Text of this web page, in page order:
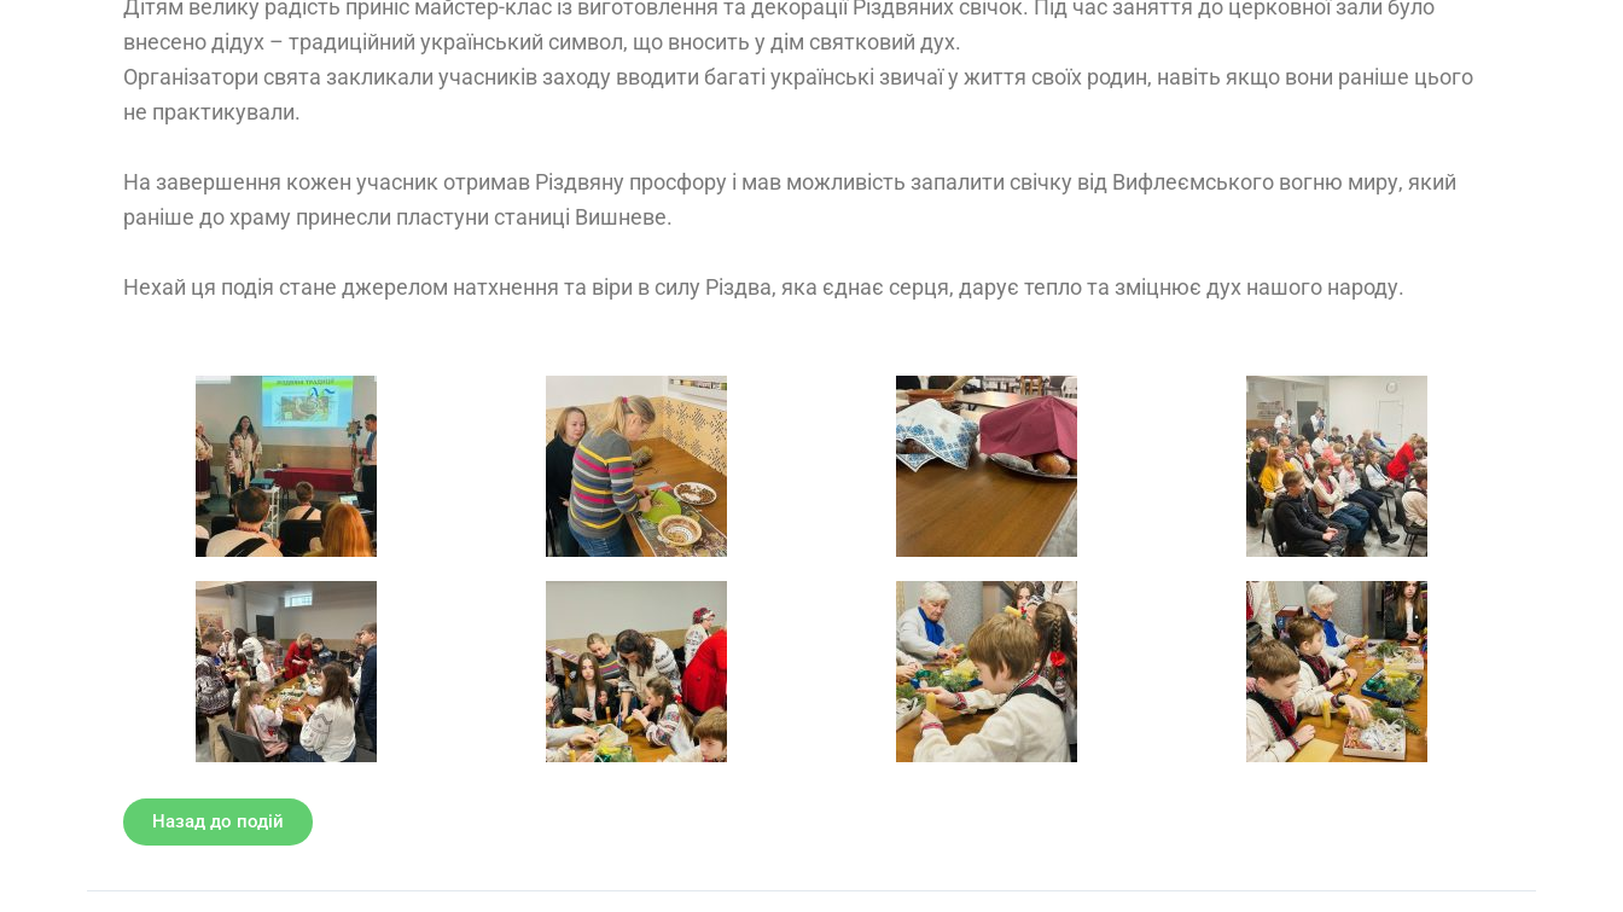
Дітям велику радість приніс майстер-клас із виготовлення та декорації Різдвяних свічок. Під час заняття до церковної зали було
внесено дідух – традиційний український символ, що вносить у дім святковий дух.
Організатори свята закликали учасників заходу вводити багаті українські звичаї у життя своїх родин, навіть якщо вони раніше цього
не практикували.
На завершення кожен учасник отримав Різдвяну просфору і мав можливість запалити свічку від Вифлеємського вогню миру, який
раніше до храму принесли пластуни станиці Вишневе.
Нехай ця подія стане джерелом натхнення та віри в силу Різдва, яка єднає серця, дарує тепло та зміцнює дух нашого народу.
Назад до подій